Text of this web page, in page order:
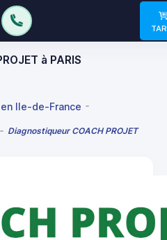
à PARIS
Ile-de-France
Diagnostiqueur COACH PROJET